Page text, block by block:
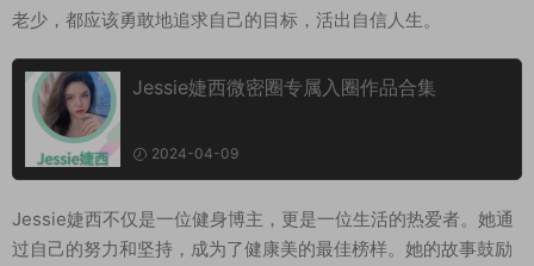
老少，都应该勇敢地追求自己的目标，活出自信人生。
Jessie婕西微密圈专属入圈作品合集
2024-04-09
Jessie婕西不仅是一位健身博主，更是一位生活的热爱者。她通
过自己的努力和坚持，成为了健康美的最佳榜样。她的故事鼓励